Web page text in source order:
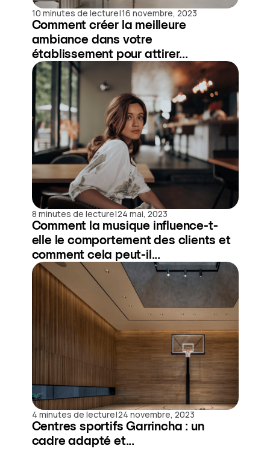
10 minutes de lecture|16 novembre, 2023
Comment créer la meilleure
ambiance dans votre
établissement pour attirer...
8 minutes de lecture|24 mai, 2023
Comment la musique influence-t-
elle le comportement des clients et
comment cela peut-il...
4 minutes de lecture|24 novembre, 2023
Centres sportifs Garrincha : un
cadre adapté et...